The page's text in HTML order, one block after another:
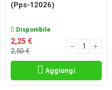
(pps-12026)
Disponibile
2,25 €
2,50 €
Aggiungi